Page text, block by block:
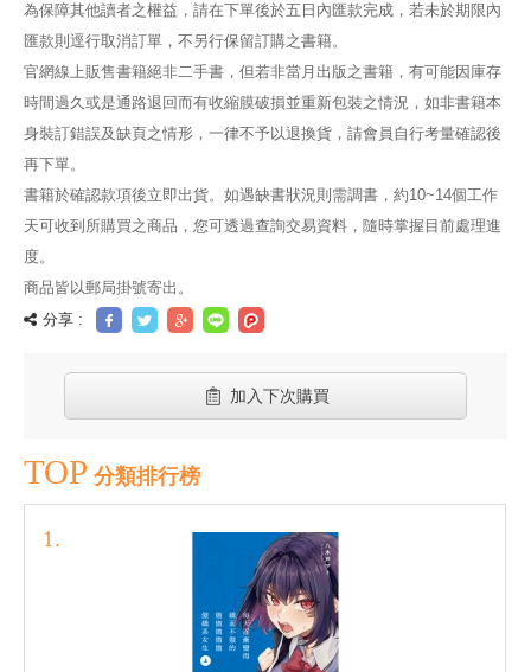
為保障其他讀者之權益，請在下單後於五日內匯款完成，若未於期限內
匯款則逕行取消訂單，不另行保留訂購之書籍。
官網線上販售書籍絕非二手書，但若非當月出版之書籍，有可能因庫存
時間過久或是通路退回而有收縮膜破損並重新包裝之情況，如非書籍本
身裝訂錯誤及缺頁之情形，一律不予以退換貨，請會員自行考量確認後
再下單。
書籍於確認款項後立即出貨。如遇缺書狀況則需調書，約10~14個工作
天可收到所購買之商品，您可透過查詢交易資料，隨時掌握目前處理進
度。
商品皆以郵局掛號寄出。
分享 :
加入下次購買
TOP 分類排行榜